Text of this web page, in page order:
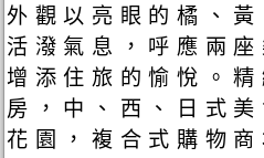
外觀以亮眼的橘、
活潑氣息，呼應兩
增添住旅的愉悅。
房，中、西、日式
花園，複合式購物